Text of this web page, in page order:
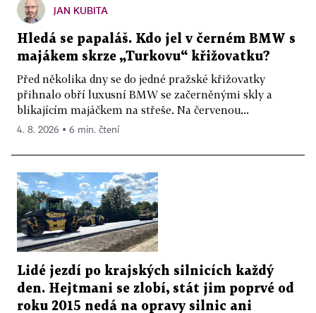
JAN KUBITA
Hledá se papaláš. Kdo jel v černém BMW s
majákem skrze „Turkovu“ křižovatku?
Před několika dny se do jedné pražské křižovatky
přihnalo obří luxusní BMW se začerněnými skly a
blikajícím majáčkem na střeše. Na červenou...
4. 8. 2026 ▪ 6 min. čtení
Lidé jezdí po krajských silnicích každý
den. Hejtmani se zlobí, stát jim poprvé od
roku 2015 nedá na opravy silnic ani